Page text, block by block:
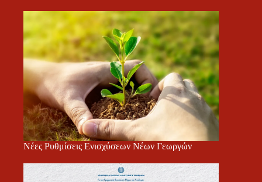
Νέες Ρυθμίσεις Ενισχύσεων Νέων Γεωργών